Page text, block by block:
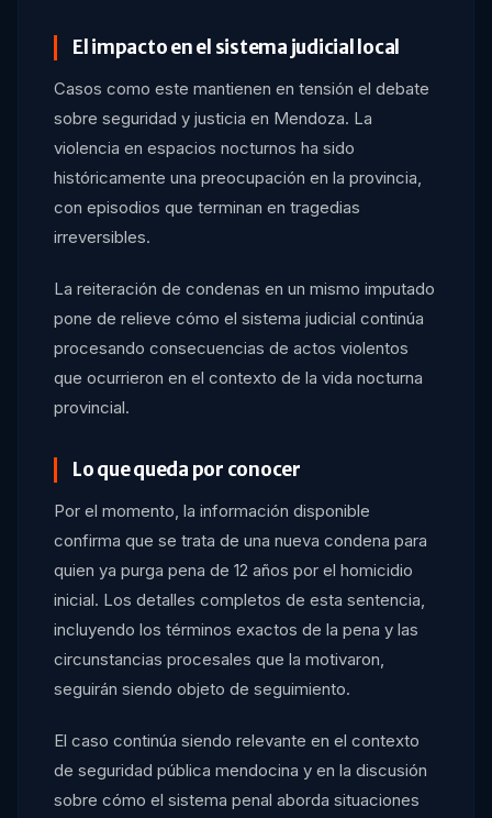
El impacto en el sistema judicial local
Casos como este mantienen en tensión el debate
sobre seguridad y justicia en Mendoza. La
violencia en espacios nocturnos ha sido
históricamente una preocupación en la provincia,
con episodios que terminan en tragedias
irreversibles.
La reiteración de condenas en un mismo imputado
pone de relieve cómo el sistema judicial continúa
procesando consecuencias de actos violentos
que ocurrieron en el contexto de la vida nocturna
provincial.
Lo que queda por conocer
Por el momento, la información disponible
confirma que se trata de una nueva condena para
quien ya purga pena de 12 años por el homicidio
inicial. Los detalles completos de esta sentencia,
incluyendo los términos exactos de la pena y las
circunstancias procesales que la motivaron,
seguirán siendo objeto de seguimiento.
El caso continúa siendo relevante en el contexto
de seguridad pública mendocina y en la discusión
sobre cómo el sistema penal aborda situaciones